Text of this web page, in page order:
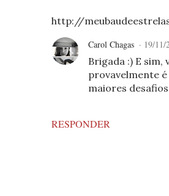
http://
RESPONDER
Carol Chagas 19/11/
Brigada :) E
provavelmente
maiores